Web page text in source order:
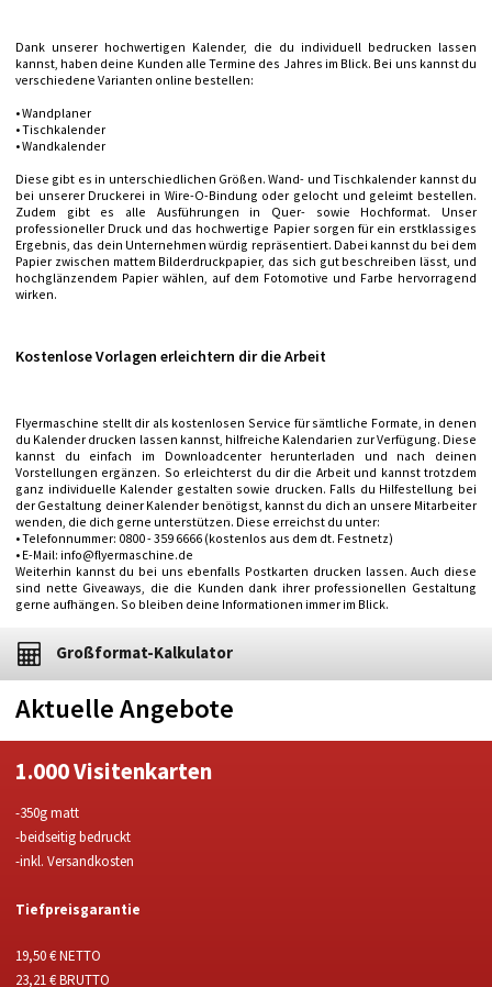
Dank unserer hochwertigen Kalender, die du individuell bedrucken lassen
kannst, haben deine Kunden alle Termine des Jahres im Blick. Bei uns kannst du
verschiedene Varianten online bestellen:
• Wandplaner
• Tischkalender
• Wandkalender
Diese gibt es in unterschiedlichen Größen. Wand- und Tischkalender kannst du
bei unserer Druckerei in Wire-O-Bindung oder gelocht und geleimt bestellen.
Zudem gibt es alle Ausführungen in Quer- sowie Hochformat. Unser
professioneller Druck und das hochwertige Papier sorgen für ein erstklassiges
Ergebnis, das dein Unternehmen würdig repräsentiert. Dabei kannst du bei dem
Papier zwischen mattem Bilderdruckpapier, das sich gut beschreiben lässt, und
hochglänzendem Papier wählen, auf dem Fotomotive und Farbe hervorragend
wirken.
Kostenlose Vorlagen erleichtern dir die Arbeit
Flyermaschine stellt dir als kostenlosen Service für sämtliche Formate, in denen
du Kalender drucken lassen kannst, hilfreiche Kalendarien zur Verfügung. Diese
kannst du einfach im Downloadcenter herunterladen und nach deinen
Vorstellungen ergänzen. So erleichterst du dir die Arbeit und kannst trotzdem
ganz individuelle Kalender gestalten sowie drucken. Falls du Hilfestellung bei
der Gestaltung deiner Kalender benötigst, kannst du dich an unsere Mitarbeiter
wenden, die dich gerne unterstützen. Diese erreichst du unter:
• Telefonnummer: 0800 - 359 6666 (kostenlos aus dem dt. Festnetz)
• E-Mail: info@flyermaschine.de
Weiterhin kannst du bei uns ebenfalls Postkarten drucken lassen. Auch diese
sind nette Giveaways, die die Kunden dank ihrer professionellen Gestaltung
gerne aufhängen. So bleiben deine Informationen immer im Blick.
Großformat-Kalkulator
Aktuelle Angebote
1.000 Visitenkarten
-350g matt
-beidseitig bedruckt
-inkl. Versandkosten
Tiefpreisgarantie
19,50 € NETTO
23,21 € BRUTTO